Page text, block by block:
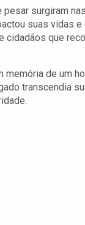
surgiram
suas vidas
que
de um
transcendia